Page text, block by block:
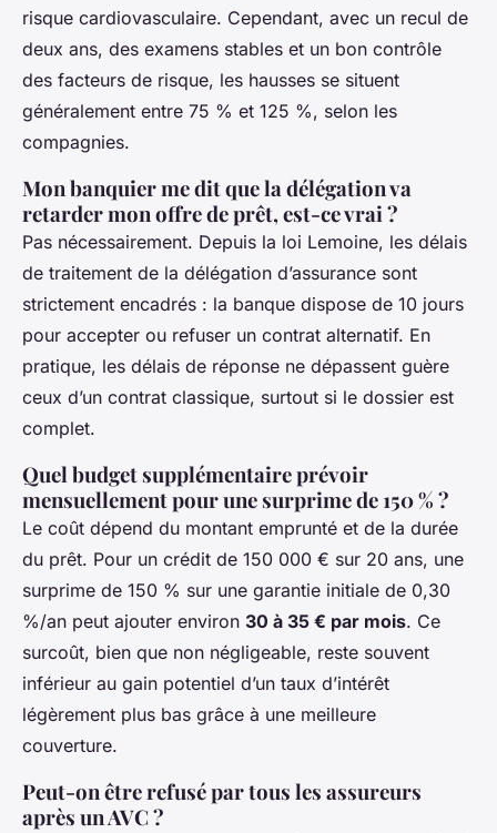
risque cardiovasculaire. Cependant, avec un recul de
deux ans, des examens stables et un bon contrôle
des facteurs de risque, les hausses se situent
généralement entre 75 % et 125 %, selon les
compagnies.
Mon banquier me dit que la délégation va
retarder mon offre de prêt, est-ce vrai ?
Pas nécessairement. Depuis la loi Lemoine, les délais
de traitement de la délégation d’assurance sont
strictement encadrés : la banque dispose de 10 jours
pour accepter ou refuser un contrat alternatif. En
pratique, les délais de réponse ne dépassent guère
ceux d’un contrat classique, surtout si le dossier est
complet.
Quel budget supplémentaire prévoir
mensuellement pour une surprime de 150 % ?
Le coût dépend du montant emprunté et de la durée
du prêt. Pour un crédit de 150 000 € sur 20 ans, une
surprime de 150 % sur une garantie initiale de 0,30
%/an peut ajouter environ 30 à 35 € par mois. Ce
surcoût, bien que non négligeable, reste souvent
inférieur au gain potentiel d’un taux d’intérêt
légèrement plus bas grâce à une meilleure
couverture.
Peut-on être refusé par tous les assureurs
après un AVC ?